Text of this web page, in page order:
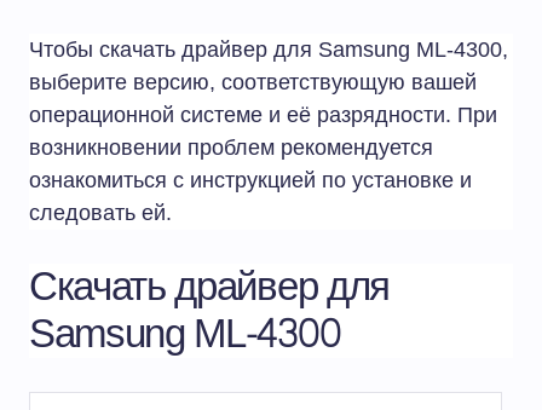
Чтобы скачать драйвер для Samsung ML-4300,
выберите версию, соответствующую вашей
операционной системе и её разрядности. При
возникновении проблем рекомендуется
ознакомиться с инструкцией по установке и
следовать ей.
Скачать драйвер для
Samsung ML-4300